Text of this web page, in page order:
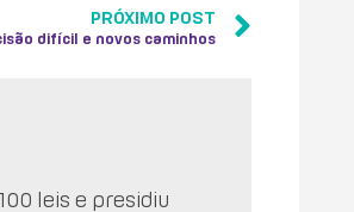
PRÓXIMO POST
difícil e novos caminhos
leis e presidiu